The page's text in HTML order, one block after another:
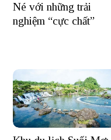
Né với những trải
nghiệm “cực chất”